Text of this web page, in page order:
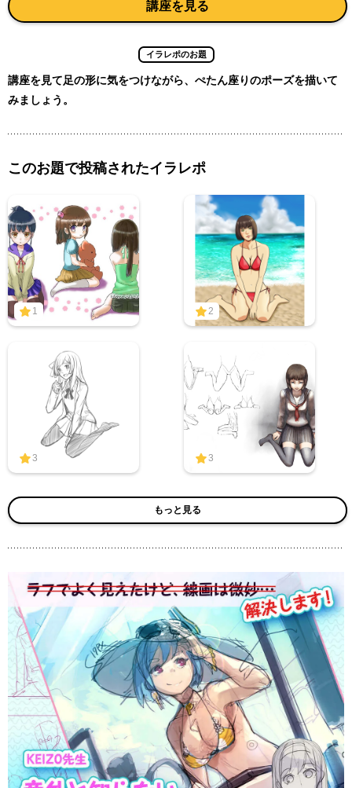
講座を見る
イラレポのお題
講座を見て足の形に気をつけながら、ぺたん座りのポーズを描いて
みましょう。
このお題で投稿されたイラレポ
1 2
3 3
もっと見る